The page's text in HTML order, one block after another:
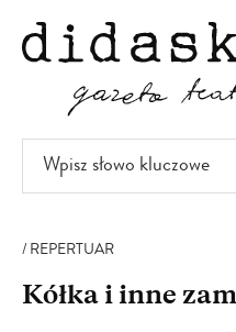
DO
TREŚCI
Wpisz
słowo
REPERTUAR
Kółka i inne